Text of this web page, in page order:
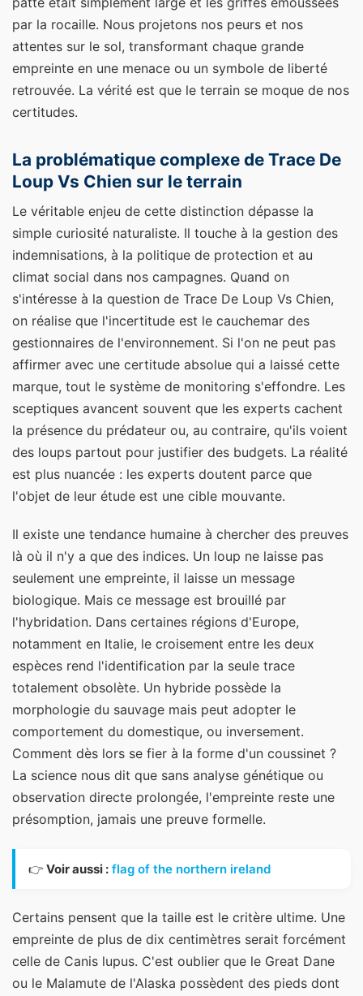
par la rocaille. Nous projetons nos peurs et nos
attentes sur le sol, transformant chaque grande
empreinte en une menace ou un symbole de liberté
retrouvée. La vérité est que le terrain se moque de nos
certitudes.
La problématique complexe de Trace De
Loup Vs Chien sur le terrain
Le véritable enjeu de cette distinction dépasse la
simple curiosité naturaliste. Il touche à la gestion des
indemnisations, à la politique de protection et au
climat social dans nos campagnes. Quand on
s'intéresse à la question de Trace De Loup Vs Chien,
on réalise que l'incertitude est le cauchemar des
gestionnaires de l'environnement. Si l'on ne peut pas
affirmer avec une certitude absolue qui a laissé cette
marque, tout le système de monitoring s'effondre. Les
sceptiques avancent souvent que les experts cachent
la présence du prédateur ou, au contraire, qu'ils voient
des loups partout pour justifier des budgets. La réalité
est plus nuancée : les experts doutent parce que
l'objet de leur étude est une cible mouvante.
Il existe une tendance humaine à chercher des preuves
là où il n'y a que des indices. Un loup ne laisse pas
seulement une empreinte, il laisse un message
biologique. Mais ce message est brouillé par
l'hybridation. Dans certaines régions d'Europe,
notamment en Italie, le croisement entre les deux
espèces rend l'identification par la seule trace
totalement obsolète. Un hybride possède la
morphologie du sauvage mais peut adopter le
comportement du domestique, ou inversement.
Comment dès lors se fier à la forme d'un coussinet ?
La science nous dit que sans analyse génétique ou
observation directe prolongée, l'empreinte reste une
présomption, jamais une preuve formelle.
👉 Voir aussi : flag of the northern ireland
Certains pensent que la taille est le critère ultime. Une
empreinte de plus de dix centimètres serait forcément
celle de Canis lupus. C'est oublier que le Great Dane
ou le Malamute de l'Alaska possèdent des pieds dont